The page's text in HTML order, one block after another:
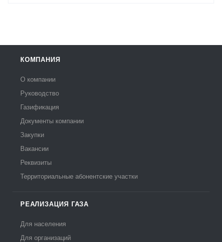
КОМПАНИЯ
О компании
Руководство
Газификация
Документы компании
Закупки
Вакансии
Реквизиты
Территориальные абонентские участки
РЕАЛИЗАЦИЯ ГАЗА
Для населения
Для организаций